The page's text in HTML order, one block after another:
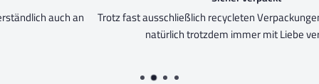
Trotz fast ausschließlich recycleten Verpackungen, wird eure Ware
natürlich trotzdem immer mit Liebe verpackt!